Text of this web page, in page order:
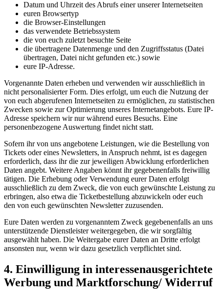
Datum und Uhrzeit des Abrufs einer unserer Internetseiten
euren Browsertyp
die Browser-Einstellungen
das verwendete Betriebssystem
die von euch zuletzt besuchte Seite
die übertragene Datenmenge und den Zugriffsstatus (Datei
übertragen, Datei nicht gefunden etc.) sowie
eure IP-Adresse.
Vorgenannte Daten erheben und verwenden wir ausschließlich in
nicht personalisierter Form. Dies erfolgt, um euch die Nutzung der
von euch abgerufenen Internetseiten zu ermöglichen, zu statistischen
Zwecken sowie zur Optimierung unseres Internetangebots. Eure IP-
Adresse speichern wir nur während eures Besuchs. Eine
personenbezogene Auswertung findet nicht statt.
Sofern ihr von uns angebotene Leistungen, wie die Bestellung von
Tickets oder eines Newsletters, in Anspruch nehmt, ist es dagegen
erforderlich, dass ihr die zur jeweiligen Abwicklung erforderlichen
Daten angebt. Weitere Angaben könnt ihr gegebenenfalls freiwillig
tätigen. Die Erhebung oder Verwendung eurer Daten erfolgt
ausschließlich zu dem Zweck, die von euch gewünschte Leistung zu
erbringen, also etwa die Ticketbestellung abzuwickeln oder euch
den von euch gewünschten Newsletter zuzusenden.
Eure Daten werden zu vorgenanntem Zweck gegebenenfalls an uns
unterstützende Dienstleister weitergegeben, die wir sorgfältig
ausgewählt haben. Die Weitergabe eurer Daten an Dritte erfolgt
ansonsten nur, wenn wir dazu gesetzlich verpflichtet sind.
4. Einwilligung in interessenausgerichtete
Werbung und Marktforschung/ Widerruf